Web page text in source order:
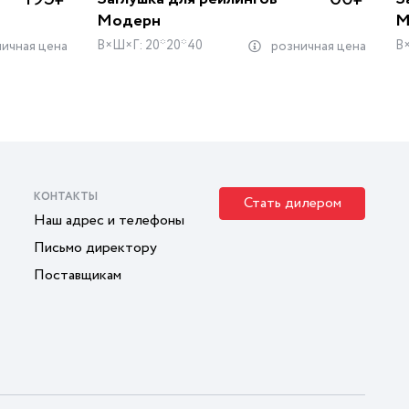
цена
Модерн
В×Ш×Г: 20*20*40 розничная цена
КОНТАКТЫ
Наш адрес и телефоны
Письмо директору
Поставщикам
Стать дилером